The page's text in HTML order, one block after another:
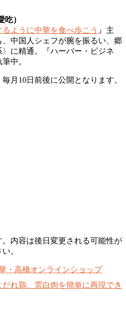
）
ように中華を食べ歩こう 』主
中国人シェフが腕を振るい、郷
に精通。『ハーバー・ビジネ
中。
月10日前後に公開となります。
内容は後日変更される可能性が
。